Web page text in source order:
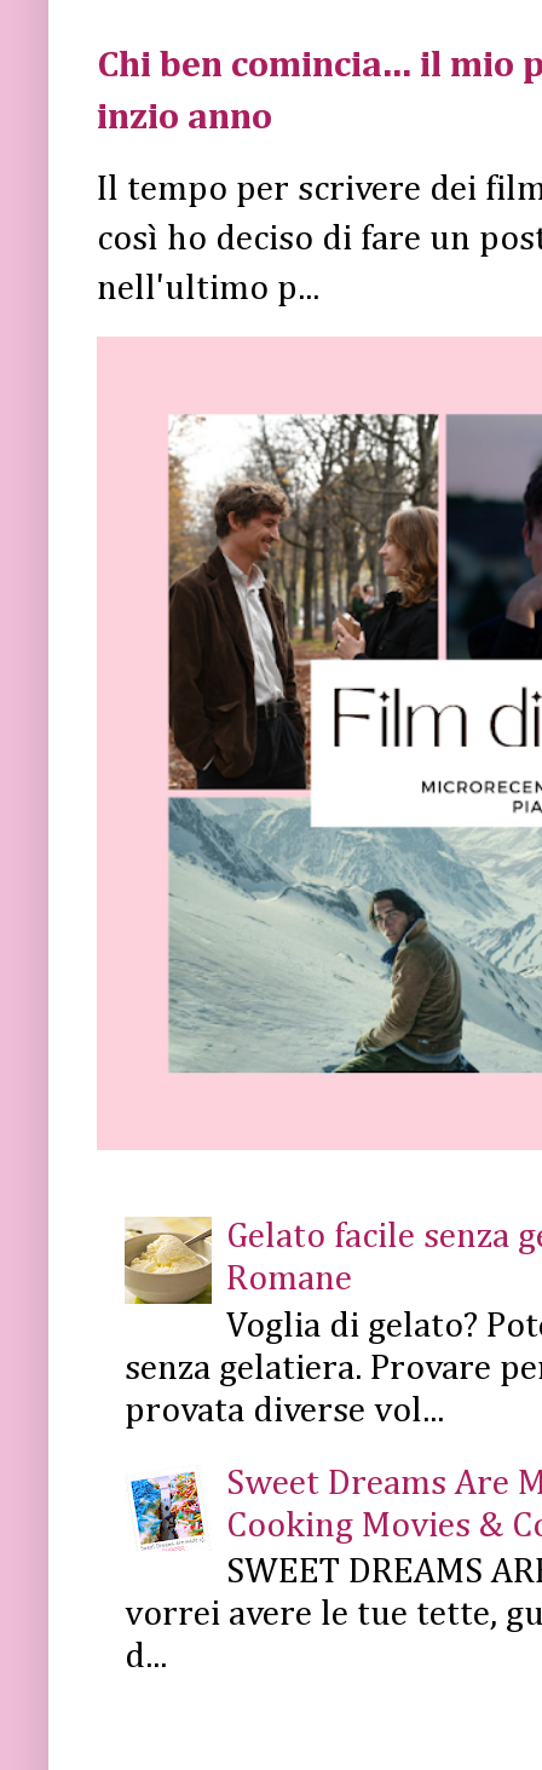
Chi ben comincia... il
inzio anno
Il tempo per scrivere dei
così ho deciso di fare un
nell'ultimo p...
Gelato facile senza
Romane
Voglia di gelato?
senza gelatiera. Provare
provata diverse vol...
Sweet Dreams Are
Cooking Movies &
SWEET DREAMS
vorrei avere le tue tette,
d...